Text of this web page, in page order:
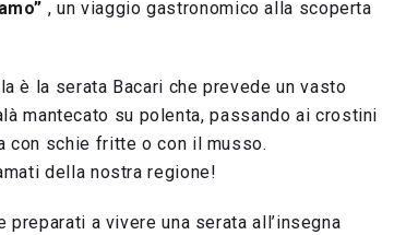
, un viaggio gastronomico alla scoperta
è la serata Bacari che prevede un vasto
mantecato su polenta, passando ai crostini
con schie fritte o con il musso.
della nostra regione!
a vivere una serata all’insegna